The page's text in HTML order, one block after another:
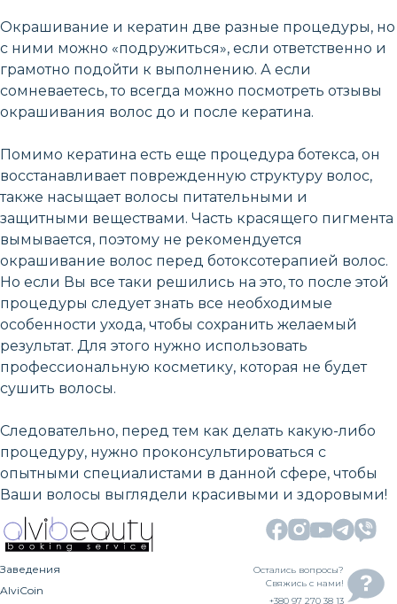
Окрашивание и кератин две разные процедуры, но
с ними можно «подружиться», если ответственно и
грамотно подойти к выполнению. А если
сомневаетесь, то всегда можно посмотреть отзывы
окрашивания волос до и после кератина.
Помимо кератина есть еще процедура ботекса, он
восстанавливает поврежденную структуру волос,
также насыщает волосы питательными и
защитными веществами. Часть красящего пигмента
вымывается, поэтому не рекомендуется
окрашивание волос перед ботоксотерапией волос.
Но если Вы все таки решились на это, то после этой
процедуры следует знать все необходимые
особенности ухода, чтобы сохранить желаемый
результат. Для этого нужно использовать
профессиональную косметику, которая не будет
сушить волосы.
Следовательно, перед тем как делать какую-либо
процедуру, нужно проконсультироваться с
опытными специалистами в данной сфере, чтобы
Ваши волосы выглядели красивыми и здоровыми!
Заведения
AlviCoin
Остались вопросы?
Свяжись с нами!
+380 97 270 38 13